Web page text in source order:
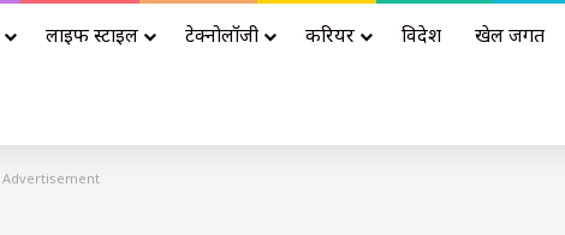
लाइफ स्टाइल टेक्नोलॉजी करियर विदेश खेल जगत
Advertisement